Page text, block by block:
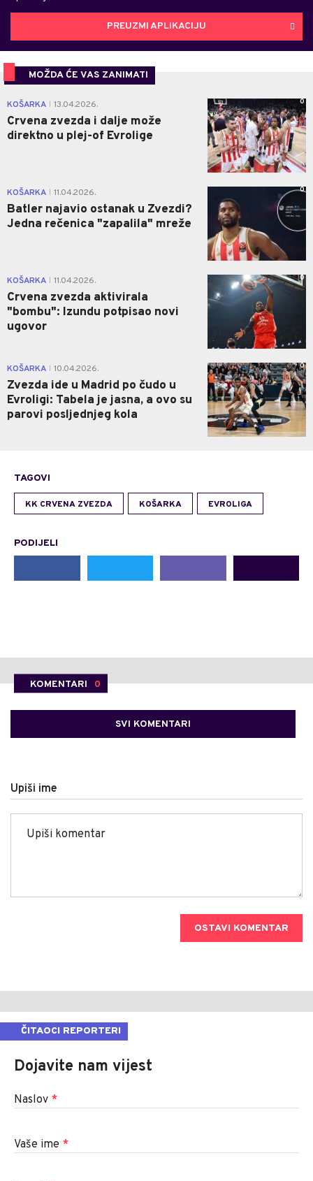
PREUZMI APLIKACIJU
MOŽDA ĆE VAS ZANIMATI
KOŠARKA 13.04.2026.
Crvena zvezda i dalje može
direktno u plej-of Evrolige
0
KOŠARKA 11.04.2026.
Batler najavio ostanak u Zvezdi?
Jedna rečenica "zapalila" mreže
0
KOŠARKA 11.04.2026.
Crvena zvezda aktivirala
"bombu": Izundu potpisao novi
ugovor
0
KOŠARKA 10.04.2026.
Zvezda ide u Madrid po čudo u
Evroligi: Tabela je jasna, a ovo su
parovi posljednjeg kola
0
TAGOVI
KK CRVENA ZVEZDA KOŠARKA EVROLIGA
PODIJELI
KOMENTARI 0
SVI KOMENTARI
Upiši ime
OSTAVI KOMENTAR
ČITAOCI REPORTERI
Dojavite nam vijest
Naslov *
Vaše ime *